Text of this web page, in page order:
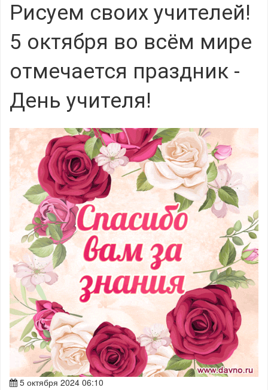
Рисуем своих учителей!
5 октября во всём мире
отмечается праздник -
День учителя!
5 октября 2024 06:10